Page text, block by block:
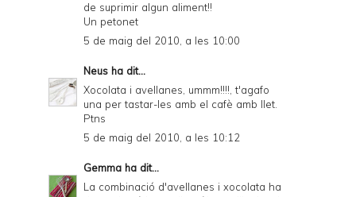
de suprimir algun aliment!!
Un petonet
5 de maig del 2010, a les 10:00
Neus ha dit...
Xocolata i avellanes, ummm!!!!, t'agafo
una per tastar-les amb el cafè amb llet.
Ptns
5 de maig del 2010, a les 10:12
Gemma ha dit...
La combinació d'avellanes i xocolata ha